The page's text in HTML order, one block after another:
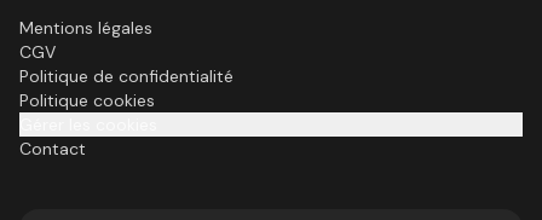
Mentions légales
CGV
Politique de confidentialité
Politique cookies
Contact